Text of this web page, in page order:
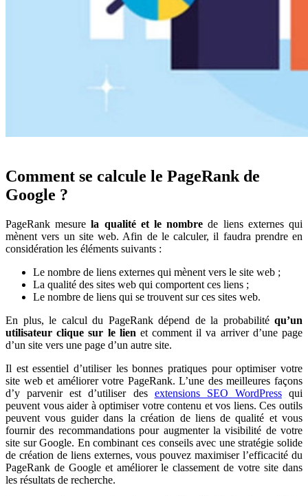
Comment se calcule le PageRank de
Google ?
PageRank mesurela qualité et le nombrede liens externes qui
mènent vers un site web. Afin de le calculer, il faudra prendre en
considération les éléments suivants :
Le nombre de liens externes qui mènent vers le site web ;
La qualité des sites web qui comportent ces liens ;
Le nombre de liens qui se trouvent sur ces sites web.
En plus, le calcul du PageRank dépend de la probabilité qu’un
utilisateur clique sur le lien et comment il va arriver d’une page
d’un site vers une page d’un autre site.
Il est essentiel d’utiliser les bonnes pratiques pour optimiser votre
site web et améliorer votre PageRank. L’une des meilleures façons
d’y parvenir est d’utiliser des extensions SEO WordPressqui
peuvent vous aider à optimiser votre contenu et vos liens. Ces outils
peuvent vous guider dans la création de liens de qualité et vous
fournir des recommandations pour augmenter la visibilité de votre
site sur Google. En combinant ces conseils avec une stratégie solide
de création de liens externes, vous pouvez maximiser l’efficacité du
PageRank de Google et améliorer le classement de votre site dans
les résultats de recherche.